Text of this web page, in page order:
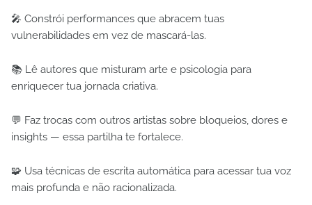
🎤 Constrói performances que abracem tuas
vulnerabilidades em vez de mascará-las.
📚 Lê autores que misturam arte e psicologia para
enriquecer tua jornada criativa.
💬 Faz trocas com outros artistas sobre bloqueios, dores e
insights — essa partilha te fortalece.
🧩 Usa técnicas de escrita automática para acessar tua voz
mais profunda e não racionalizada.